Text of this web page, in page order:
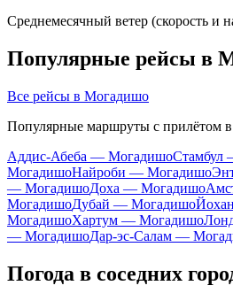
Среднемесячный ветер (скорость и
Популярные рейсы в
Все рейсы в Могадишо
Популярные маршруты с прилётом
Аддис-Абеба — МогадишоСтамбул
МогадишоНайроби — Могадишо
— МогадишоДоха — Могадишо
МогадишоДубай — Могадишо
МогадишоХартум — Могадишо
— МогадишоДар-эс-Салам —
Погода в соседних